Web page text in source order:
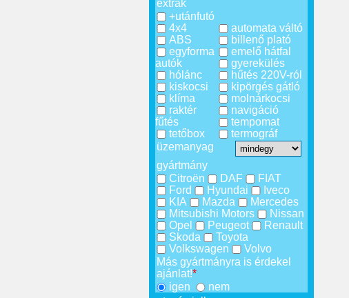
extrák
+utánfutó
4x4
ABS
egyforma
autók
hólánc
kiskocsi
klíma
raktér
fűtés
tetőbox
automata váltó
billenő plató
emelő hátfal
gyerekülés
hűtés 220V-ról
kipörgés gátló
molnárkocsi
navigáció
tempomat
termográf
üzemanyag
gyártmány
Citroën
DAF
FIAT
Ford
Hyundai
Iveco
KIA
Mazda
Mercedes
Mitsubishi Motors
Nissan
Opel
Peugeot
Renault
Skoda
Toyota
Volkswagen
Volvo
Más gyártmányra is érdekel
ajánlat!*
igen
nem